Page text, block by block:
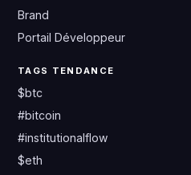
Brand
Portail Développeur
TAGS TENDANCE
$btc
#bitcoin
#institutionalflow
$eth